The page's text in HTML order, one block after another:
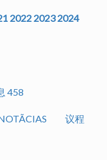
2022 2023 2024
458
议程